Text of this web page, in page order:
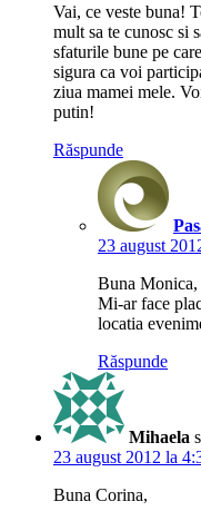
Vai, ce veste buna!
mult sa te cunosc si
sfaturile bune pe
sigura ca voi
ziua mamei mele.
putin!
Răspunde
23 august
Buna Monica,
Mi-ar face
locatia
Răspunde
Mihaela
23 august 2012 la
Buna Corina,